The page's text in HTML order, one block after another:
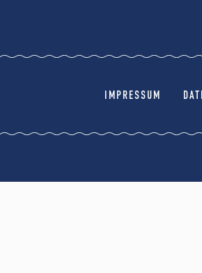
IMPRESSUM